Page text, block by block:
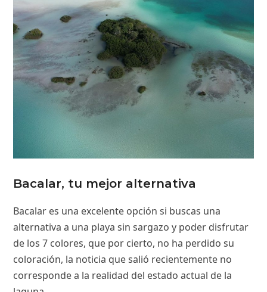
Bacalar, tu mejor alternativa
Bacalar es una excelente opción si buscas una
alternativa a una playa sin sargazo y poder disfrutar
de los 7 colores, que por cierto, no ha perdido su
coloración, la noticia que salió recientemente no
corresponde a la realidad del estado actual de la